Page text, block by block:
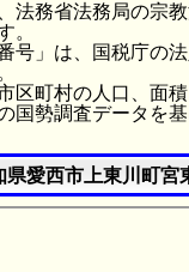
法務省法務局の宗
。
号」は、国税庁の
区町村の人口、面
国勢調査データを
県愛西市上東川町